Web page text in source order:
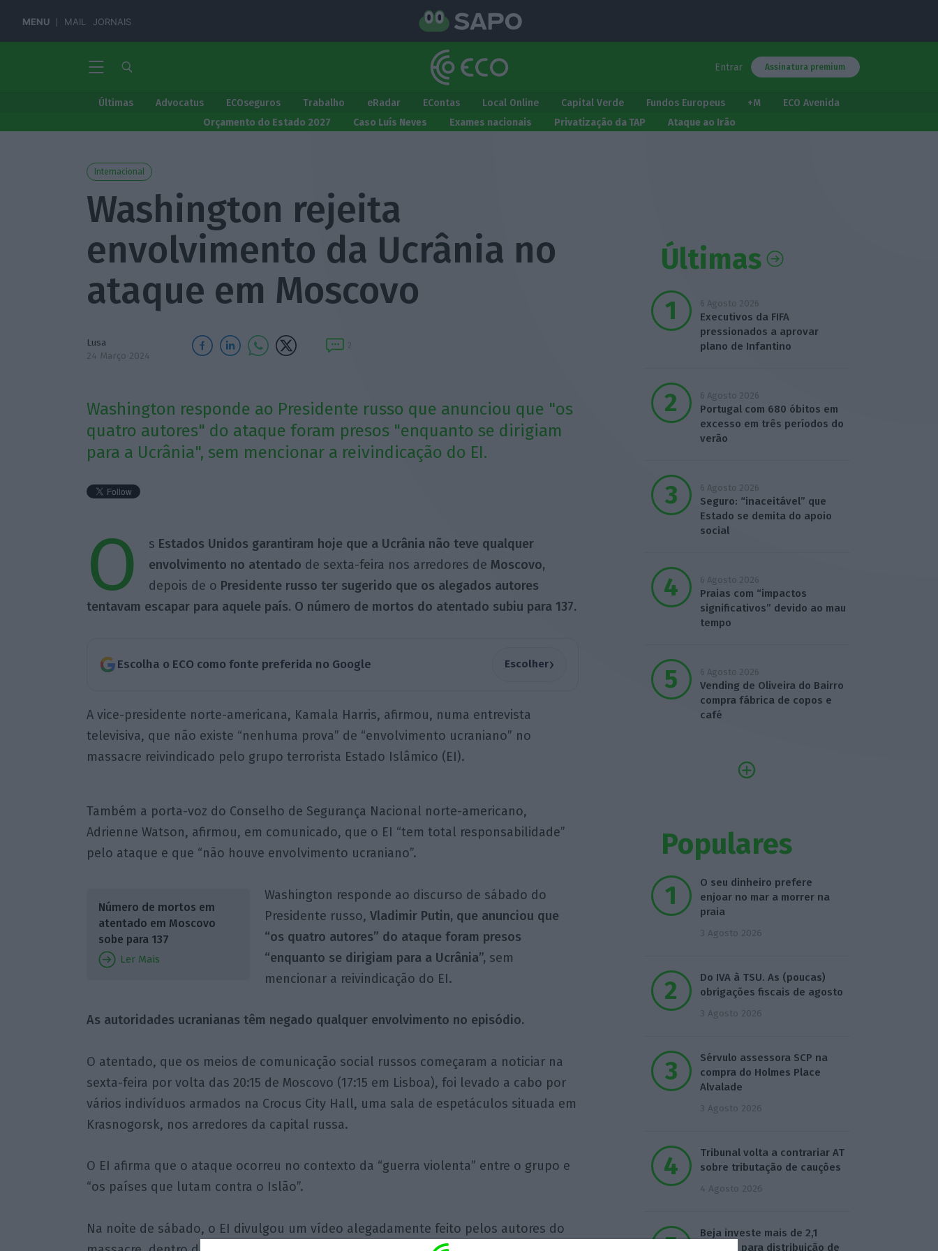
MENU MAIL JORNAIS
Entrar Assinatura premium
Últimas Advocatus ECOseguros Trabalho eRadar EContas Local Online Capital Verde Fundos Europeus +M
ECO Avenida
Orçamento do Estado 2027
Caso Luís Neves Exames nacionais Privatização da TAP Ataque ao Irão
Internacional
Washington rejeita
envolvimento da Ucrânia no
ataque em Moscovo
Lusa
24 Março 2024
2
Washington responde ao Presidente russo que anunciou que "os
quatro autores" do ataque foram presos "enquanto se dirigiam
para a Ucrânia", sem mencionar a reivindicação do EI.
O s Estados Unidos garantiram hoje que a Ucrânia não teve qualquer
envolvimento no atentado de sexta-feira nos arredores de Moscovo,
depois de o Presidente russo ter sugerido que os alegados autores
tentavam escapar para aquele país. O número de mortos do atentado subiu para 137.
Escolha o ECO como fonte preferida no Google Escolher›
A vice-presidente norte-americana, Kamala Harris, afirmou, numa entrevista
televisiva, que não existe “nenhuma prova” de “envolvimento ucraniano” no
massacre reivindicado pelo grupo terrorista Estado Islâmico (EI).
Também a porta-voz do Conselho de Segurança Nacional norte-americano,
Adrienne Watson, afirmou, em comunicado, que o EI “tem total responsabilidade”
pelo ataque e que “não houve envolvimento ucraniano”.
Número de mortos em
atentado em Moscovo
sobe para 137
Ler Mais
Washington responde ao discurso de sábado do
Presidente russo, Vladimir Putin, que anunciou que
“os quatro autores” do ataque foram presos
“enquanto se dirigiam para a Ucrânia”, sem
mencionar a reivindicação do EI.
As autoridades ucranianas têm negado qualquer envolvimento no episódio.
O atentado, que os meios de comunicação social russos começaram a noticiar na
sexta-feira por volta das 20:15 de Moscovo (17:15 em Lisboa), foi levado a cabo por
vários indivíduos armados na Crocus City Hall, uma sala de espetáculos situada em
Krasnogorsk, nos arredores da capital russa.
O EI afirma que o ataque ocorreu no contexto da “guerra violenta” entre o grupo e
“os países que lutam contra o Islão”.
Na noite de sábado, o EI divulgou um vídeo alegadamente feito pelos autores do
Últimas
6 Agosto 2026
Executivos da FIFA
pressionados a aprovar
plano de Infantino
6 Agosto 2026
Portugal com 680 óbitos em
excesso em três períodos do
verão
6 Agosto 2026
Seguro: “inaceitável” que
Estado se demita do apoio
social
6 Agosto 2026
Praias com “impactos
significativos” devido ao mau
tempo
6 Agosto 2026
Vending de Oliveira do Bairro
compra fábrica de copos e
café
Populares
O seu dinheiro prefere
enjoar no mar a morrer na
praia
3 Agosto 2026
Do IVA à TSU. As (poucas)
obrigações fiscais de agosto
3 Agosto 2026
Sérvulo assessora SCP na
compra do Holmes Place
Alvalade
3 Agosto 2026
Tribunal volta a contrariar AT
sobre tributação de cauções
4 Agosto 2026
Beja investe mais de 2,1
milhões para distribuição de